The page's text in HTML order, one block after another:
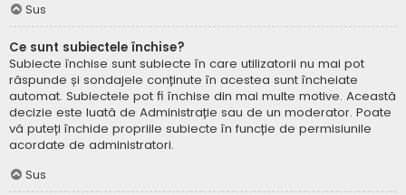
Sus
Ce sunt subiectele închise?
Subiecte închise sunt subiecte în care utilizatorii nu mai pot
răspunde și sondajele conținute în acestea sunt încheiate
automat. Subiectele pot fi închise din mai multe motive. Această
decizie este luată de Administrație sau de un moderator. Poate
vă puteți închide propriile subiecte în funcție de permisiunile
acordate de administratori.
Sus